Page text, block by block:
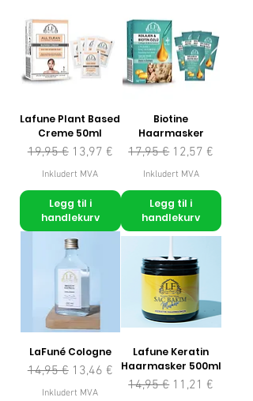
Lafune Plant Based
Creme 50ml
Vanlig pris
19,95 € Salgspris
13,97 €
Inkludert MVA
Legg til i
handlekurv
Biotine
Haarmasker
Vanlig pris
17,95 € Salgspris
12,57 €
Inkludert MVA
Legg til i
handlekurv
LaFuné Cologne
Vanlig pris
14,95 € Salgspris
13,46 €
Inkludert MVA
Lafune Keratin
Haarmasker 500ml
Vanlig pris
14,95 € Salgspris
11,21 €